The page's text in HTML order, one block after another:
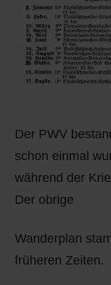
Der PWV
schon einmal
während der
Der obrige
Wanderplan
früheren Zeiten.